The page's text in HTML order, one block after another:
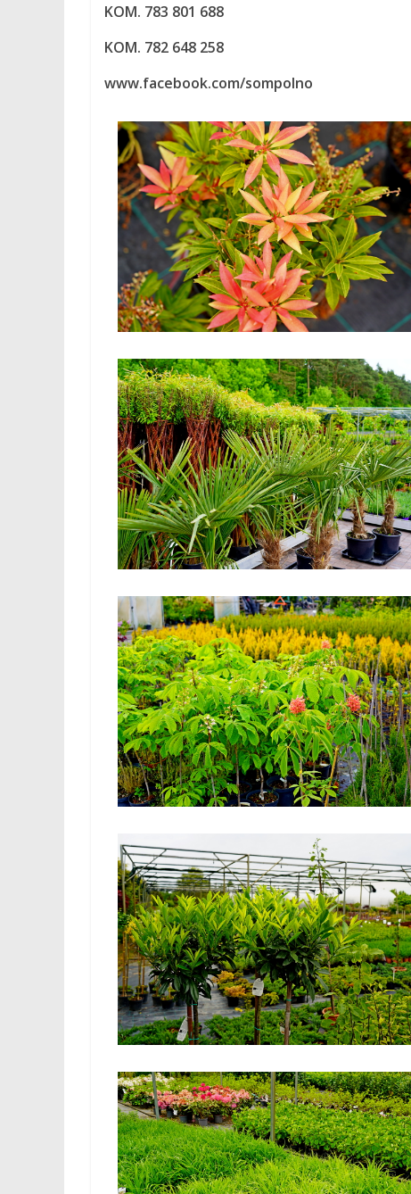
KOM. 783 801 688
KOM. 782 648 258
www.facebook.com/sompolno